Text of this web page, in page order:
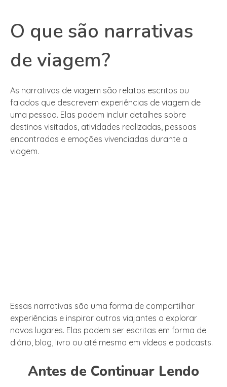
O que são narrativas
de viagem?
As narrativas de viagem são relatos escritos ou
falados que descrevem experiências de viagem de
uma pessoa. Elas podem incluir detalhes sobre
destinos visitados, atividades realizadas, pessoas
encontradas e emoções vivenciadas durante a
viagem.
Essas narrativas são uma forma de compartilhar
experiências e inspirar outros viajantes a explorar
novos lugares. Elas podem ser escritas em forma de
diário, blog, livro ou até mesmo em vídeos e podcasts.
Antes de Continuar Lendo